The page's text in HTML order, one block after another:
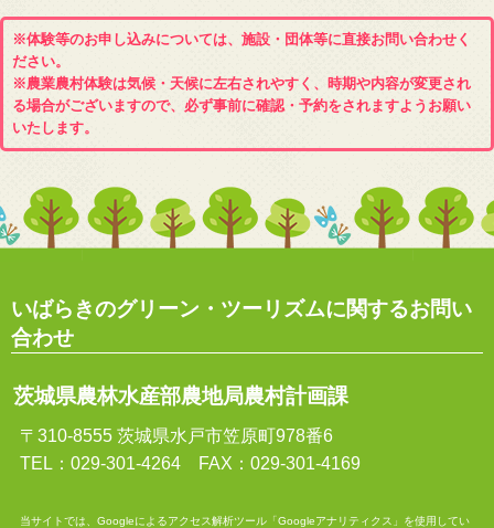
※体験等のお申し込みについては、施設・団体等に直接お問い合わせく
ださい。
※農業農村体験は気候・天候に左右されやすく、時期や内容が変更され
る場合がございますので、必ず事前に確認・予約をされますようお願い
いたします。
いばらきのグリーン・ツーリズムに関するお問い
合わせ
茨城県農林水産部農地局農村計画課
〒310-8555 茨城県水戸市笠原町978番6
TEL：029-301-4264 FAX：029-301-4169
当サイトでは、Googleによるアクセス解析ツール「Googleアナリティクス」を使用してい